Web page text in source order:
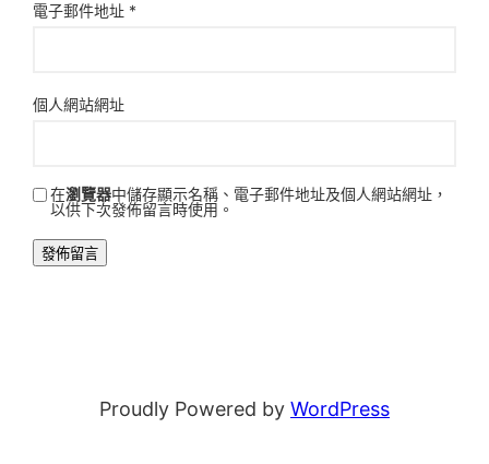
電子郵件地址 *
個人網站網址
在瀏覽器中儲存顯示名稱、電子郵件地址及個人網站網址，
以供下次發佈留言時使用。
Proudly Powered by WordPress